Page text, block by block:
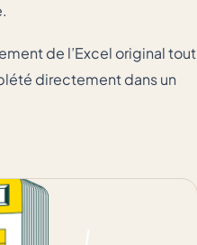
de l’Excel original tout
directement dans un